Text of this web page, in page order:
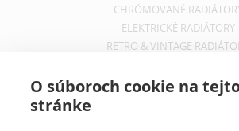
CHRÓMOVANÉ
ELEKTRICKÉ RADIÁTORY
RETRO & VINTAGE
O súboroch cookie na
stránke